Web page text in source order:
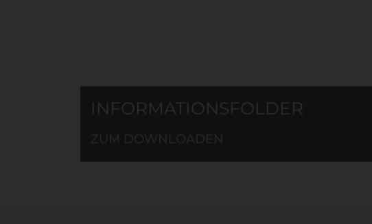
INFORMATIONSFOLDER
ZUM DOWNLOADEN